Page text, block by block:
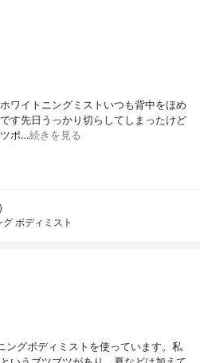
ワイトニングミストいつも背中をほめ
す先日うっかり切らしてしまったけど
ポ…続きを見る
ボディミスト
ングボディミストを使っています。私